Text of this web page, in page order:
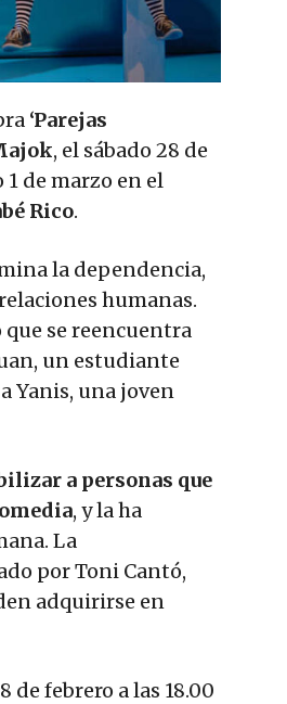
‘Parejas
, el sábado 28 de
de marzo en el
Rico.
la dependencia,
humanas.
se reencuentra
un estudiante
Yanis, una joven
a personas que
, y la ha
La
por Toni Cantó,
adquirirse en
de febrero a las 18.00